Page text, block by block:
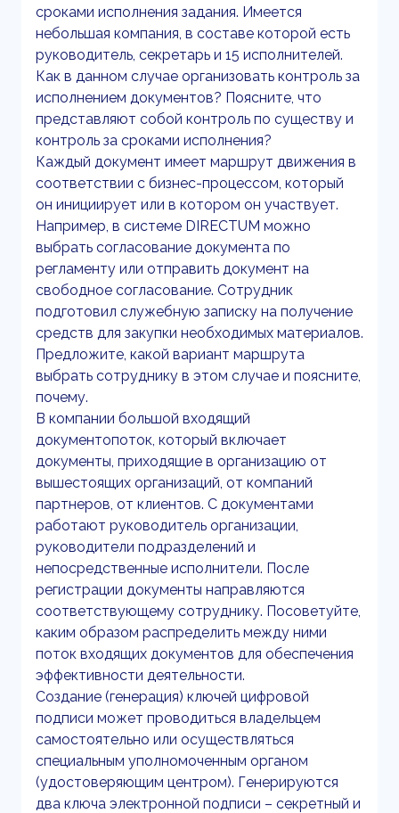
сроками исполнения задания. Имеется
небольшая компания, в составе которой есть
руководитель, секретарь и 15 исполнителей.
Как в данном случае организовать контроль за
исполнением документов? Поясните, что
представляют собой контроль по существу и
контроль за сроками исполнения?
Каждый документ имеет маршрут движения в
соответствии с бизнес-процессом, который
он инициирует или в котором он участвует.
Например, в системе DIRECTUM можно
выбрать согласование документа по
регламенту или отправить документ на
свободное согласование. Сотрудник
подготовил служебную записку на получение
средств для закупки необходимых материалов.
Предложите, какой вариант маршрута
выбрать сотруднику в этом случае и поясните,
почему.
В компании большой входящий
документопоток, который включает
документы, приходящие в организацию от
вышестоящих организаций, от компаний
партнеров, от клиентов. С документами
работают руководитель организации,
руководители подразделений и
непосредственные исполнители. После
регистрации документы направляются
соответствующему сотруднику. Посоветуйте,
каким образом распределить между ними
поток входящих документов для обеспечения
эффективности деятельности.
Создание (генерация) ключей цифровой
подписи может проводиться владельцем
самостоятельно или осуществляться
специальным уполномоченным органом
(удостоверяющим центром). Генерируются
два ключа электронной подписи – секретный и